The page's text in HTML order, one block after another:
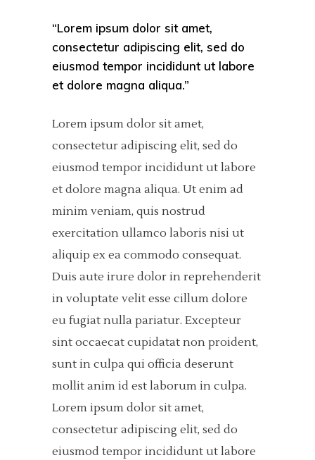
“Lorem ipsum dolor sit amet,
consectetur adipiscing elit, sed do
eiusmod tempor incididunt ut labore
et dolore magna aliqua.”
Lorem ipsum dolor sit amet,
consectetur adipiscing elit, sed do
eiusmod tempor incididunt ut labore
et dolore magna aliqua. Ut enim ad
minim veniam, quis nostrud
exercitation ullamco laboris nisi ut
aliquip ex ea commodo consequat.
Duis aute irure dolor in reprehenderit
in voluptate velit esse cillum dolore
eu fugiat nulla pariatur. Excepteur
sint occaecat cupidatat non proident,
sunt in culpa qui officia deserunt
mollit anim id est laborum in culpa.
Lorem ipsum dolor sit amet,
consectetur adipiscing elit, sed do
eiusmod tempor incididunt ut labore